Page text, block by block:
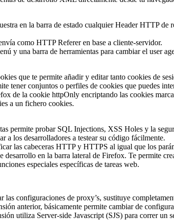
en la barra de estado cualquier Header HTTP
como HTTP Referer en base a cliente-servidor.
y una barra de herramientas para cambiar el user
que te permite añadir y editar tanto cookies de
tener conjuntos o perfiles de cookies que puedes
de la cookie httpOnly encriptando las cookies
a un fichero cookies.
permite probar SQL Injections, XSS Holes y la
a los desarrolladores a testear su código fácilmente.
las cabeceras HTTP y HTTPS al igual que los
desarrollo en la barra lateral de Firefox. Te permite
especiales específicas de tareas web.
las configuraciones de proxy’s, sustituye
anterior, básicamente permite cambiar de
utiliza Server-side Javascript (SJS) para correr un